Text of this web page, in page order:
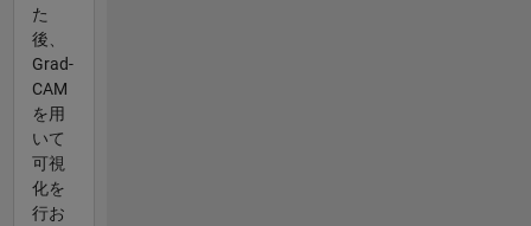
た
後、
Grad-
CAM
を用
いて
可視
化を
行お